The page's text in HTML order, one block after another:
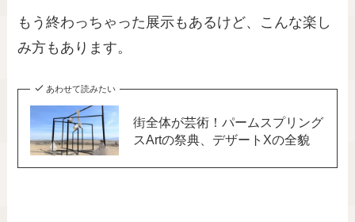
もう終わっちゃった展示もあるけど、こんな楽し
み方もあります。
あわせて読みたい
街全体が芸術！パームスプリング
スArtの祭典、デザートXの全貌